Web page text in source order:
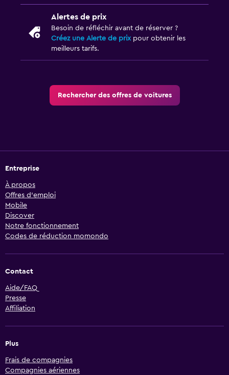
Alertes de prix
Besoin de réfléchir avant de réserver ?
Créez une Alerte de prixpour obtenir les
meilleurs tarifs.
Rechercher des offres de voitures
Entreprise
À propos
Offres d’emploi
Mobile
Discover
Notre fonctionnement
Codes de réduction momondo
Contact
Aide/FAQ
Presse
Affiliation
Plus
Frais de compagnies
Compagnies aériennes